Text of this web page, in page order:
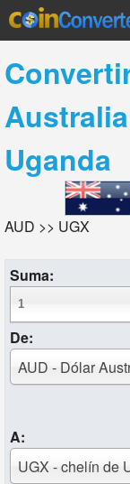
Uganda
AUD >> UGX
Suma:
De:
AUD - Dólar
A:
UGX - chelín de